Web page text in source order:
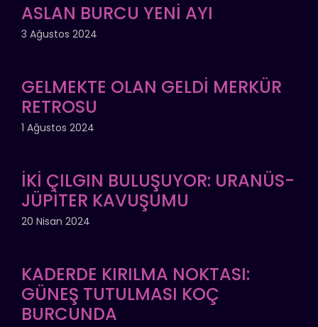
ASLAN BURCU YENİ AYI
3 Ağustos 2024
GELMEKTE OLAN GELDİ MERKÜR
RETROSU
1 Ağustos 2024
İKİ ÇILGIN BULUŞUYOR: URANÜS-
JÜPİTER KAVUŞUMU
20 Nisan 2024
KADERDE KIRILMA NOKTASI:
GÜNEŞ TUTULMASI KOÇ
BURCUNDA